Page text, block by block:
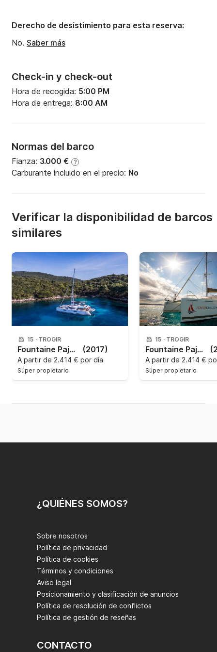
Calado: 1.4m
Potencia del motor:
Check-in y check-out
Hora de recogida: 5:00 PM
Hora de entrega: 8:00 AM
Normas del barco
Fianza: 3.000 € ?
Carburante incluido en el precio: No
Derecho de desistimiento para esta reserva:
No. Saber más
Verificar la disponibilidad de barcos
similares
15 · TROGIR
Fountaine Pajot - Saba 50 (2017)
A partir de 2.414 € por día
Súper propietario
15 · TROGIR
Fountaine Pajot - Saba 50
A partir de 2.414 €
Súper propietario
¿QUIÉNES SOMOS?
Sobre nosotros
Política de privacidad
Política de cookies
Términos y condiciones
Aviso legal
Posicionamiento y clasificación de anuncios
Política de resolución de conflictos
Política de gestión de reseñas
CONTACTO